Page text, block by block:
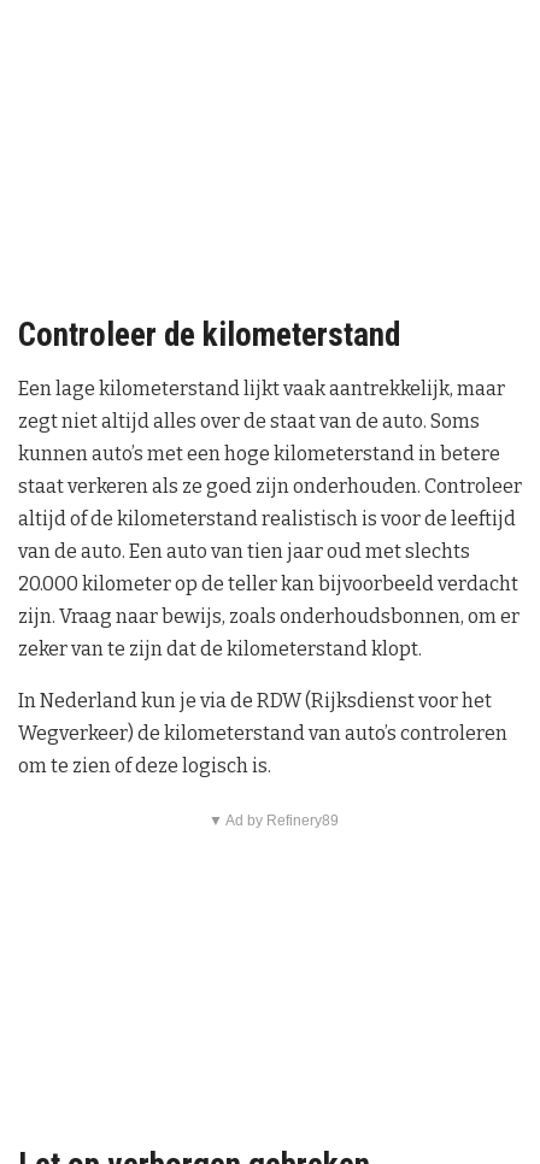
Controleer de kilometerstand
Een lage kilometerstand lijkt vaak aantrekkelijk, maar
zegt niet altijd alles over de staat van de auto. Soms
kunnen auto’s met een hoge kilometerstand in betere
staat verkeren als ze goed zijn onderhouden. Controleer
altijd of de kilometerstand realistisch is voor de leeftijd
van de auto. Een auto van tien jaar oud met slechts
20.000 kilometer op de teller kan bijvoorbeeld verdacht
zijn. Vraag naar bewijs, zoals onderhoudsbonnen, om er
zeker van te zijn dat de kilometerstand klopt.
In Nederland kun je via de RDW (Rijksdienst voor het
Wegverkeer) de kilometerstand van auto’s controleren
om te zien of deze logisch is.
▼ Ad by Refinery89